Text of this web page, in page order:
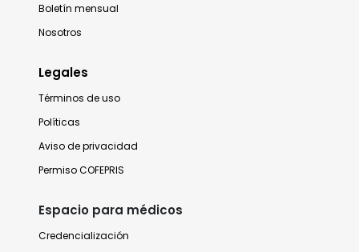
Boletín mensual
Nosotros
Legales
Términos de uso
Políticas
Aviso de privacidad
Permiso COFEPRIS
Espacio para médicos
Credencialización